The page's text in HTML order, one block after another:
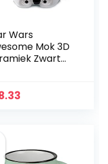
Wars
Mok 3D
Zwart
Mok